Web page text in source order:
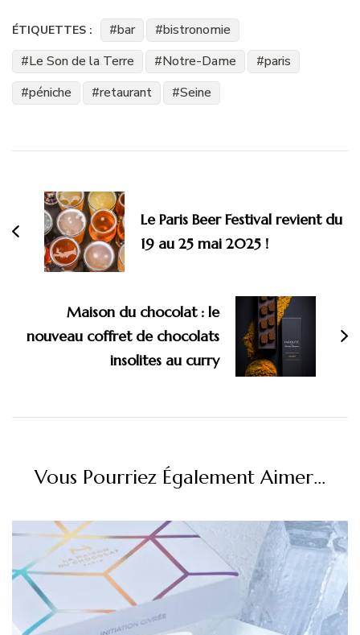
ÉTIQUETTES : bar
bistronomie
Le Son de la Terre
Notre-Dame
paris
péniche
retaurant Seine
d'article
Le Paris Beer Festival revient du
19 au 25 mai 2025 !
Maison du chocolat : le
nouveau coffret de chocolats
insolites au curry
Vous Pourriez Également Aimer...